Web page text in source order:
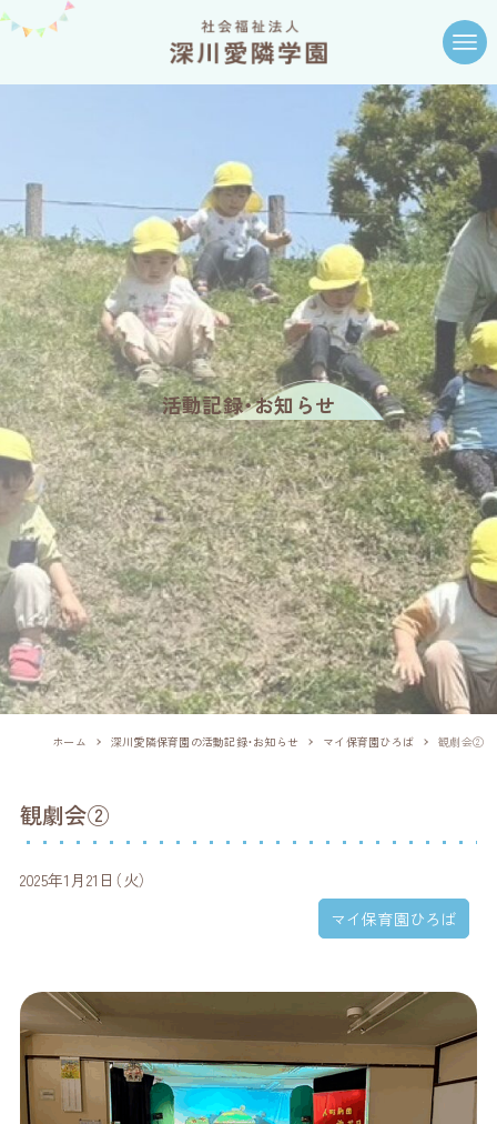
活動記録・お知らせ
ホーム 深川愛隣保育園の活動記録・お知らせ マイ保育園ひろば 観劇会②
観劇会②
2025年1月21日（火）
マイ保育園ひろば